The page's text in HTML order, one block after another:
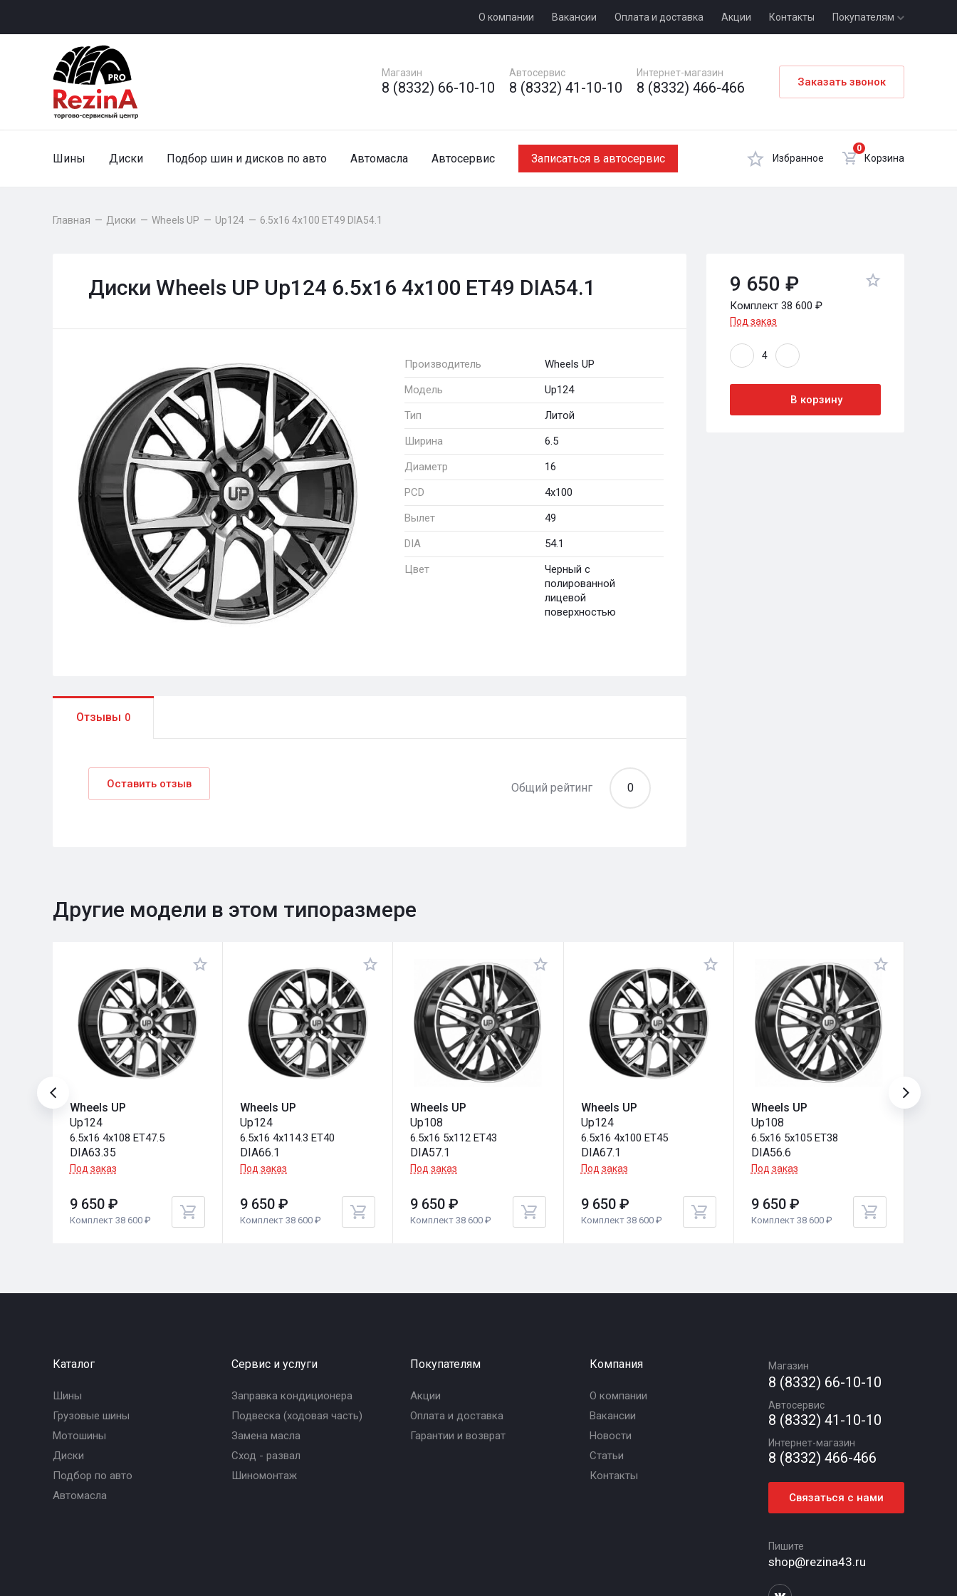
О компании Вакансии Оплата и доставка Акции Контакты Покупателям
Магазин
8 (8332) 66-10-10
Автосервис
8 (8332) 41-10-10
Интернет-магазин
8 (8332) 466-466 Заказать звонок
Шины Диски Подбор шин и дисков по авто Автомасла Автосервис Записаться в автосервис Избранное
0
Корзина
Главная — Диски — Wheels UP — Up124 — 6.5x16 4x100 ET49 DIA54.1
Диски Wheels UP Up124 6.5x16 4x100 ET49 DIA54.1
Производитель
Wheels UP
Модель
Up124
Тип
Литой
Ширина
6.5
Диаметр
16
PCD
4x100
Вылет
49
DIA
54.1
Цвет
Черный с
полированной
лицевой
поверхностью
Отзывы 0
Оставить отзыв Общий рейтинг 0
9 650 ₽
Комплект 38 600 ₽
Под заказ
В корзину
Другие модели в этом типоразмере
Wheels UP
Up124
6.5x16 4x108 ET47.5
DIA63.35
Под заказ
9 650 ₽
Комплект 38 600 ₽
Wheels UP
Up124
6.5x16 4x114.3 ET40
DIA66.1
Под заказ
9 650 ₽
Комплект 38 600 ₽
Wheels UP
Up108
6.5x16 5x112 ET43
DIA57.1
Под заказ
9 650 ₽
Комплект 38 600 ₽
Wheels UP
Up124
6.5x16 4x100 ET45
DIA67.1
Под заказ
9 650 ₽
Комплект 38 600 ₽
Wheels UP
Up108
6.5x16 5x105 ET38
DIA56.6
Под заказ
9 650 ₽
Комплект 38 600 ₽
Каталог
Шины
Грузовые шины
Мотошины
Диски
Подбор по авто
Автомасла
Сервис и услуги
Заправка кондиционера
Подвеска (ходовая часть)
Замена масла
Сход - развал
Шиномонтаж
Покупателям
Акции
Оплата и доставка
Гарантии и возврат
Компания
О компании
Вакансии
Новости
Статьи
Контакты
Магазин
8 (8332) 66-10-10
Автосервис
8 (8332) 41-10-10
Интернет-магазин
8 (8332) 466-466
Связаться с нами
Пишите
shop@rezina43.ru